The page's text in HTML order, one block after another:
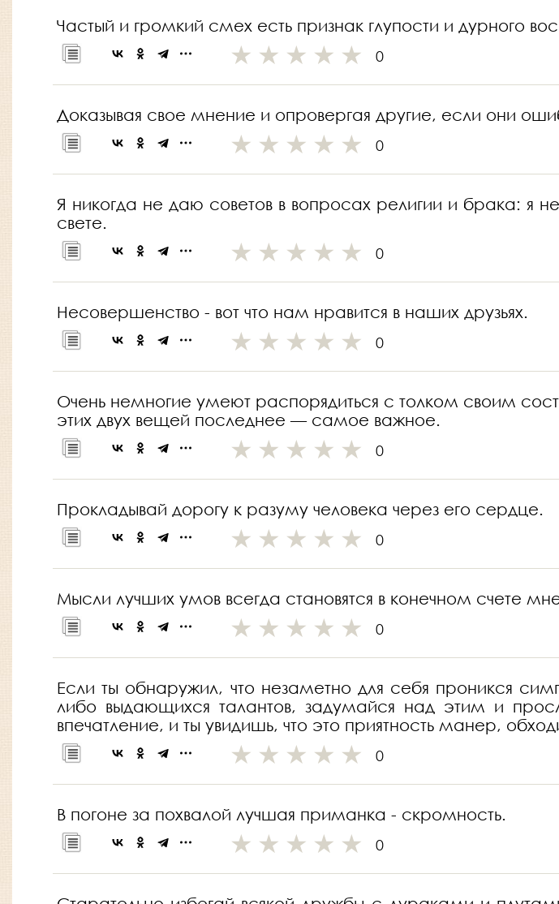
Частый и громкий смех есть признак глупости и дурного
0
Доказывая свое мнение и опровергая другие, если они
0
Я никогда не даю советов в вопросах религии и брака: я
свете.
0
Несовершенство - вот что нам нравится в наших друзьях.
0
Очень немногие умеют распорядиться с толком своим
этих двух вещей последнее — самое важное.
0
Прокладывай дорогу к разуму человека через его сердце.
0
Мысли лучших умов всегда становятся в конечном счете
0
Если ты обнаружил, что незаметно для себя проникся
либо выдающихся талантов, задумайся над этим и
впечатление, и ты увидишь, что это приятность манер,
0
В погоне за похвалой лучшая приманка - скромность.
0